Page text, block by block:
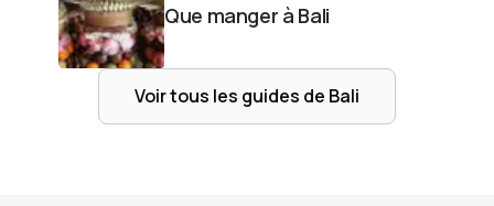
Que manger à Bali
Voir tous les guides de Bali